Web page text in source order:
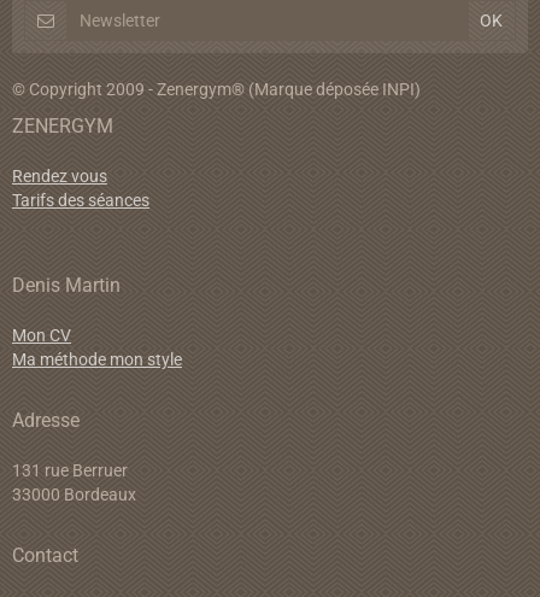
© Copyright 2009 - Zenergym® (Marque déposée INPI)
ZENERGYM
Rendez vous
Tarifs des séances
Denis Martin
Mon CV
Ma méthode mon style
Adresse
131 rue Berruer
33000 Bordeaux
Contact